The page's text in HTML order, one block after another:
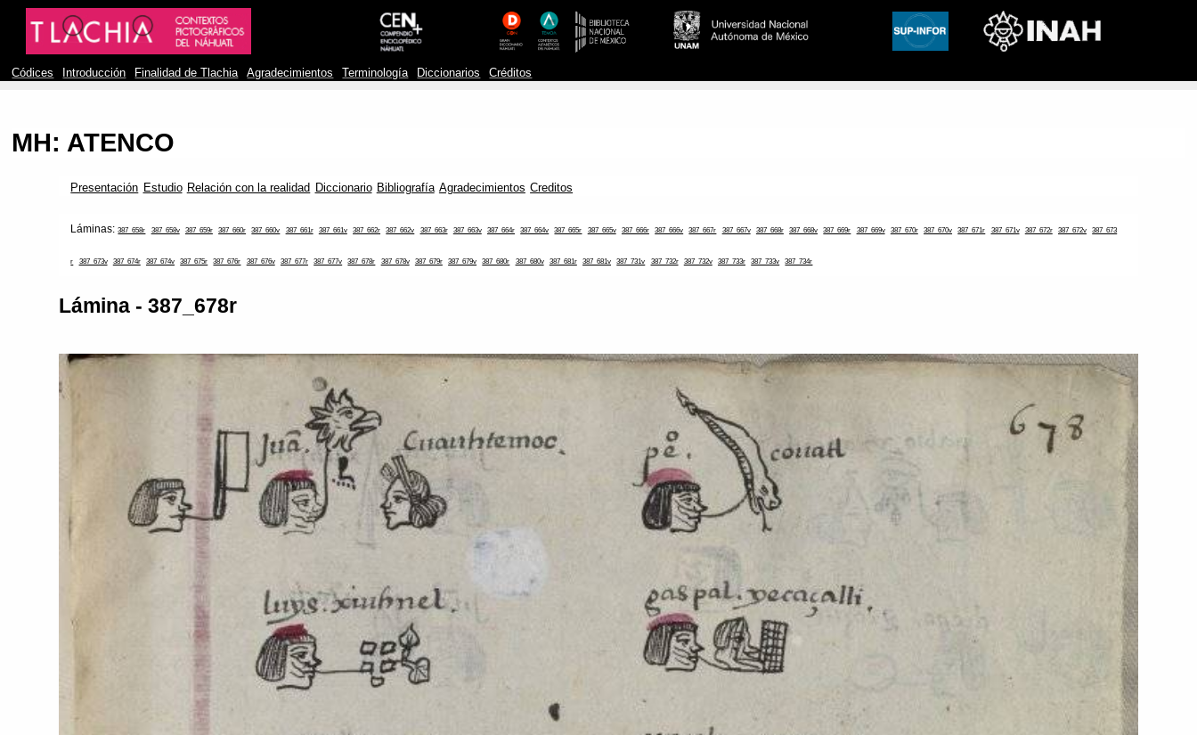
Códices Introducción Finalidad de Tlachia Agradecimientos Terminología Diccionarios Créditos
MH: ATENCO
Presentación Estudio Relación con la realidad Diccionario Bibliografía Agradecimientos Creditos
Láminas:387_658r 387_658v 387_659r 387_660r 387_660v 387_661r 387_661v 387_662r 387_662v 387_663r 387_663v 387_664r 387_664v 387_665r 387_665v 387_666r 387_666v 387_667r 387_667v 387_668r 387_668v 387_669r 387_669v 387_670r 387_670v 387_671r 387_671v 387_672r 387_672v 387_673
r 387_673v 387_674r 387_674v 387_675r 387_676r 387_676v 387_677r 387_677v 387_678r 387_678v 387_679r 387_679v 387_680r 387_680v 387_681r 387_681v 387_731v 387_732r 387_732v 387_733r 387_733v 387_734r
Lámina - 387_678r